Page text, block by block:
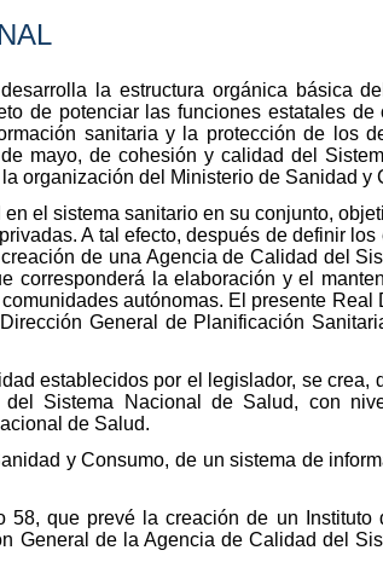
la estructura orgánica básica
de potenciar las funciones estatales de
sanitaria y la protección de los
mayo, de cohesión y calidad del
organización del Ministerio de Sanidad y
el sistema sanitario en su conjunto,
A tal efecto, después de definir los
de una Agencia de Calidad del
corresponderá la elaboración y el
autónomas. El presente Real
General de Planificación
establecidos por el legislador, se crea,
Sistema Nacional de Salud, con
de Salud.
y Consumo, de un sistema de
que prevé la creación de un Instituto
General de la Agencia de Calidad del